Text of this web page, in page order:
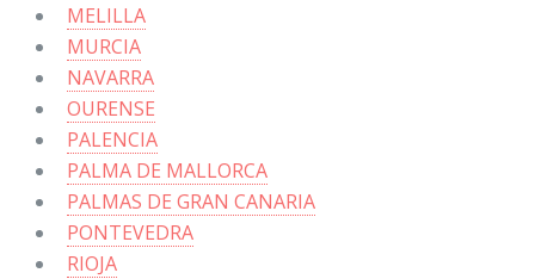
MELILLA
MURCIA
NAVARRA
OURENSE
PALENCIA
PALMA DE MALLORCA
PALMAS DE GRAN CANARIA
PONTEVEDRA
RIOJA